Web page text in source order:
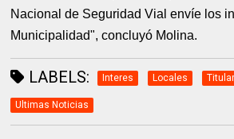
Nacional de Seguridad Vial envíe los
Municipalidad", concluyó Molina.
LABELS: Interes Locales
Ultimas Noticias